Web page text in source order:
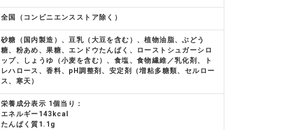
全国（コンビニエンスストア除く）
砂糖（国内製造）、豆乳（大豆を含む）、植物油脂、ぶどう
糖、粉あめ、果糖、エンドウたんぱく、ローストシュガーシロ
ップ、しょうゆ（小麦を含む）、食塩、食物繊維／乳化剤、ト
レハロース、香料、pH調整剤、安定剤（増粘多糖類、セルロー
ス、寒天）
栄養成分表示 1個当り：
エネルギー143kcal
たんぱく質1.1g